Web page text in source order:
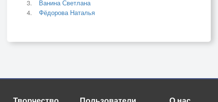
Ванина Светлана
Фёдорова Наталья